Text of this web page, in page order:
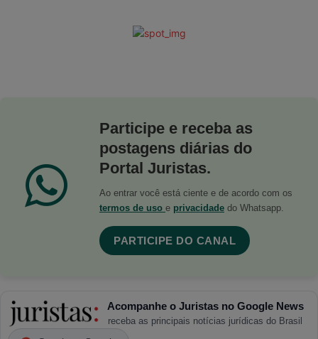
Participe e receba as
postagens diárias do
Portal Juristas.
Ao entrar você está ciente e de acordo com os
termos de uso e privacidade do Whatsapp.
PARTICIPE DO CANAL
Acompanhe o Juristas no Google News
receba as principais notícias jurídicas do Brasil